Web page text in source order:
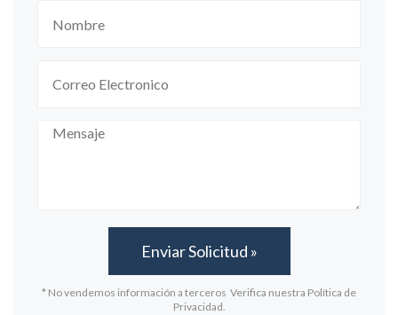
* No vendemos información a terceros Verifica nuestra Política de
Privacidad.